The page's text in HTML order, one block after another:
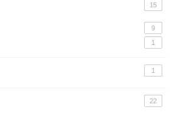
15
9
1
1
22